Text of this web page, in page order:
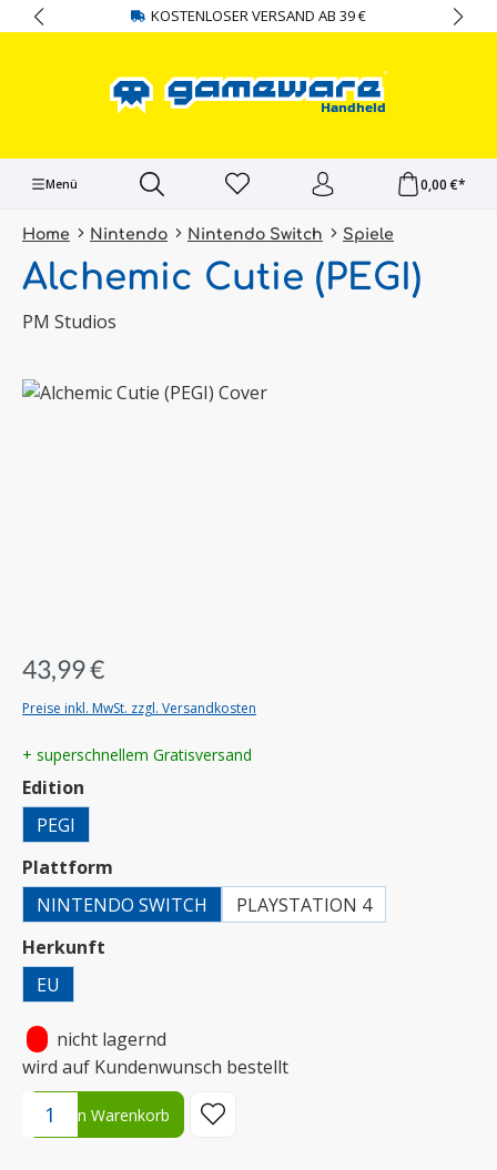
springen KOSTENLOSER VERSAND AB 39 €
Menü 0,00 €*
Home Nintendo Nintendo Switch Spiele
Alchemic Cutie (PEGI)
PM Studios
Bildergalerie überspringen
43,99 €
Preise inkl. MwSt. zzgl. Versandkosten
+ superschnellem Gratisversand
Edition
PEGI
Plattform
NINTENDO SWITCH
PLAYSTATION 4
Herkunft
EU
nicht lagernd
wird auf Kundenwunsch bestellt
Produkt Anzahl: Gib den gewünschten Wert ein oder benutze
In den Warenkorb